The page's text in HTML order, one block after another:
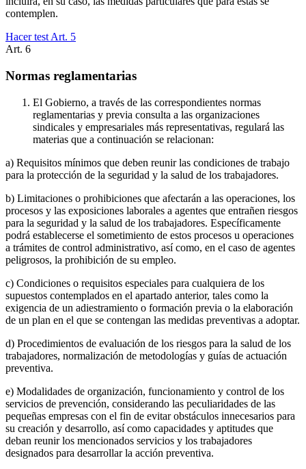
contemplen.
Hacer test Art. 5
Art. 6
Normas reglamentarias
El Gobierno, a través de las correspondientes normas
reglamentarias y previa consulta a las organizaciones
sindicales y empresariales más representativas, regulará las
materias que a continuación se relacionan:
a) Requisitos mínimos que deben reunir las condiciones de trabajo
para la protección de la seguridad y la salud de los trabajadores.
b) Limitaciones o prohibiciones que afectarán a las operaciones, los
procesos y las exposiciones laborales a agentes que entrañen riesgos
para la seguridad y la salud de los trabajadores. Específicamente
podrá establecerse el sometimiento de estos procesos u operaciones
a trámites de control administrativo, así como, en el caso de agentes
peligrosos, la prohibición de su empleo.
c) Condiciones o requisitos especiales para cualquiera de los
supuestos contemplados en el apartado anterior, tales como la
exigencia de un adiestramiento o formación previa o la elaboración
de un plan en el que se contengan las medidas preventivas a adoptar.
d) Procedimientos de evaluación de los riesgos para la salud de los
trabajadores, normalización de metodologías y guías de actuación
preventiva.
e) Modalidades de organización, funcionamiento y control de los
servicios de prevención, considerando las peculiaridades de las
pequeñas empresas con el fin de evitar obstáculos innecesarios para
su creación y desarrollo, así como capacidades y aptitudes que
deban reunir los mencionados servicios y los trabajadores
designados para desarrollar la acción preventiva.